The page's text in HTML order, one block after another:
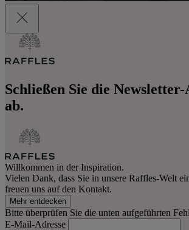
Schließen Sie die
ab.
Willkommen in der Inspiration.
Vielen Dank, dass Sie in unsere Raffles-Welt
freuen uns auf den Kontakt.
Mehr entdecken
Bitte überprüfen Sie die unten aufgeführten
E-Mail-Adresse